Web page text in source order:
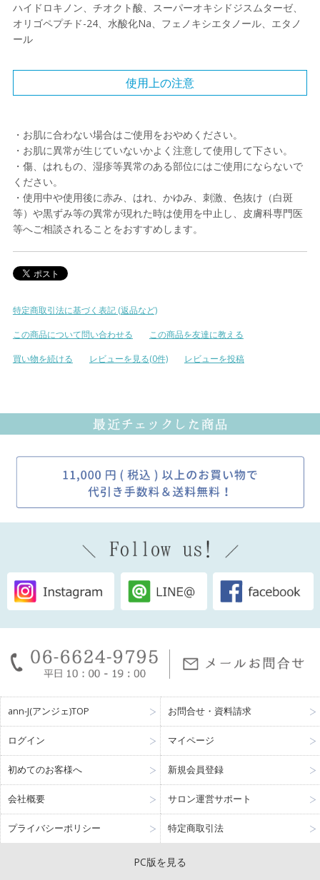
ハイドロキノン、チオクト酸、スーパーオキシドジスムターゼ、
オリゴペプチド-24、水酸化Na、フェノキシエタノール、エタノ
ール
使用上の注意
・お肌に合わない場合はご使用をおやめください。
・お肌に異常が生じていないかよく注意して使用して下さい。
・傷、はれもの、湿疹等異常のある部位にはご使用にならないで
ください。
・使用中や使用後に赤み、はれ、かゆみ、刺激、色抜け（白斑
等）や黒ずみ等の異常が現れた時は使用を中止し、皮膚科専門医
等へご相談されることをおすすめします。
特定商取引法に基づく表記 (返品など)
この商品について問い合わせる
この商品を友達に教える
買い物を続ける
レビューを見る(0件) レビューを投稿
ann-J(アンジェ)TOP お問合せ・資料請求
ログイン マイページ
初めてのお客様へ 新規会員登録
会社概要 サロン運営サポート
プライバシーポリシー 特定商取引法
PC版を見る